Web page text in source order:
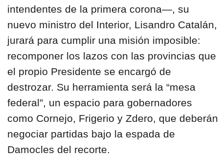
intendentes de la primera corona—, su
nuevo ministro del Interior, Lisandro Catalán,
jurará para cumplir una misión imposible:
recomponer los lazos con las provincias que
el propio Presidente se encargó de
destrozar. Su herramienta será la “mesa
federal”, un espacio para gobernadores
como Cornejo, Frigerio y Zdero, que deberán
negociar partidas bajo la espada de
Damocles del recorte.